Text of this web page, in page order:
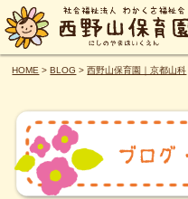
HOME >BLOG >西野山保育園｜京都山科